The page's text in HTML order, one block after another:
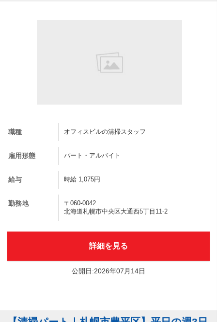
職種 オフィスビルの清掃スタッフ
雇用形態 パート・アルバイト
給与 時給 1,075円
勤務地
〒060-0042
北海道札幌市中央区大通西5丁目11-2
詳細を見る
公開日:2026年07月14日